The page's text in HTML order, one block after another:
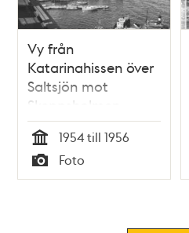
Vy från
Katarinahissen över
Saltsjön mot
Skeppsholmen.
Längst t.v.
Skeppsbron
Tid
1954 till 1956
Typ
Foto